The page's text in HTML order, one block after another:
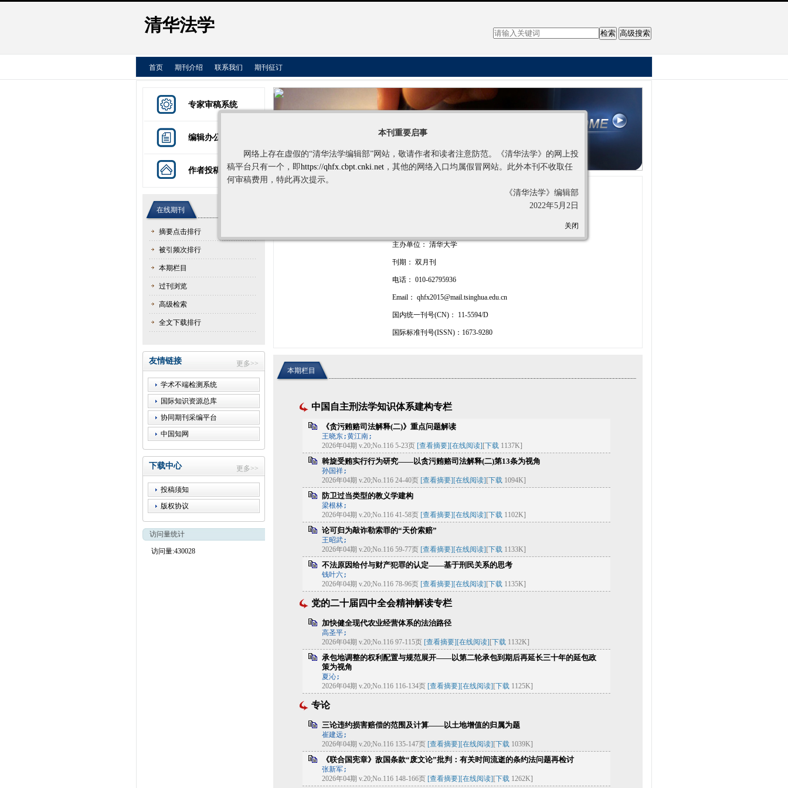
清华法学
首页 期刊介绍 联系我们 期刊征订
专家审稿系统
编辑办公系统
作者投稿系统
在线期刊
摘要点击排行
被引频次排行
本期栏目
过刊浏览
高级检索
全文下载排行
友情链接 更多>>
学术不端检测系统
国际知识资源总库
协同期刊采编平台
中国知网
下载中心 更多>>
投稿须知
版权协议
访问量统计
访问量:430028
主办单位： 清华大学
刊期： 双月刊
电话： 010-62795936
Email： qhfx2015@mail.tsinghua.edu.cn
国内统一刊号(CN)： 11-5594/D
国际标准刊号(ISSN)：1673-9280
本期栏目
中国自主刑法学知识体系建构专栏
《贪污贿赂司法解释(二)》重点问题解读
王晓东;黄江南;
2026年04期 v.20;No.116 5-23页 [查看摘要][在线阅读] [下载 1137K]
斡旋受贿实行行为研究——以贪污贿赂司法解释(二)第13条为视角
孙国祥;
2026年04期 v.20;No.116 24-40页 [查看摘要][在线阅读] [下载 1094K]
防卫过当类型的教义学建构
梁根林;
2026年04期 v.20;No.116 41-58页 [查看摘要][在线阅读] [下载 1102K]
论可归为敲诈勒索罪的“天价索赔”
王昭武;
2026年04期 v.20;No.116 59-77页 [查看摘要][在线阅读] [下载 1133K]
不法原因给付与财产犯罪的认定——基于刑民关系的思考
钱叶六;
2026年04期 v.20;No.116 78-96页 [查看摘要][在线阅读] [下载 1135K]
党的二十届四中全会精神解读专栏
加快健全现代农业经营体系的法治路径
高圣平;
2026年04期 v.20;No.116 97-115页 [查看摘要][在线阅读] [下载 1132K]
承包地调整的权利配置与规范展开——以第二轮承包到期后再延长三十年的延包政
策为视角
夏沁;
2026年04期 v.20;No.116 116-134页 [查看摘要][在线阅读] [下载 1125K]
专论
三论违约损害赔偿的范围及计算——以土地增值的归属为题
崔建远;
2026年04期 v.20;No.116 135-147页 [查看摘要][在线阅读] [下载 1039K]
《联合国宪章》敌国条款“废文论”批判：有关时间流逝的条约法问题再检讨
张新军;
2026年04期 v.20;No.116 148-166页 [查看摘要][在线阅读] [下载 1262K]
本刊重要启事
网络上存在虚假的“清华法学编辑部”网站，敬请作者和读者注意防范。《清华法学》的网上投
稿平台只有一个，即https://qhfx.cbpt.cnki.net ，其他的网络入口均属假冒网站。此外本刊不收取任
何审稿费用，特此再次提示。
《清华法学》编辑部
2022年5月2日
关闭